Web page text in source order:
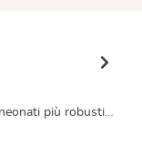
più robusti…